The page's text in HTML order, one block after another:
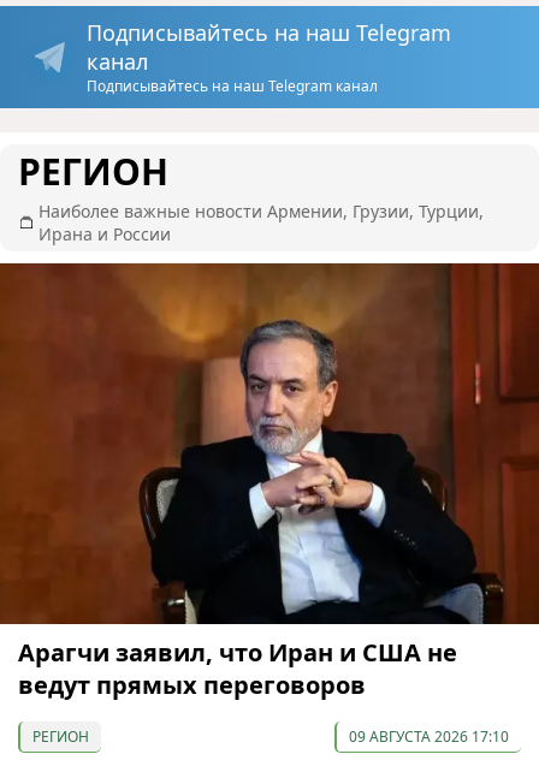
Подписывайтесь на наш Telegram
канал
Подписывайтесь на наш Telegram канал
РЕГИОН
Наиболее важные новости Армении, Грузии, Турции,
Ирана и России
Арагчи заявил, что Иран и США не
ведут прямых переговоров
РЕГИОН 09 АВГУСТА 2026 17:10